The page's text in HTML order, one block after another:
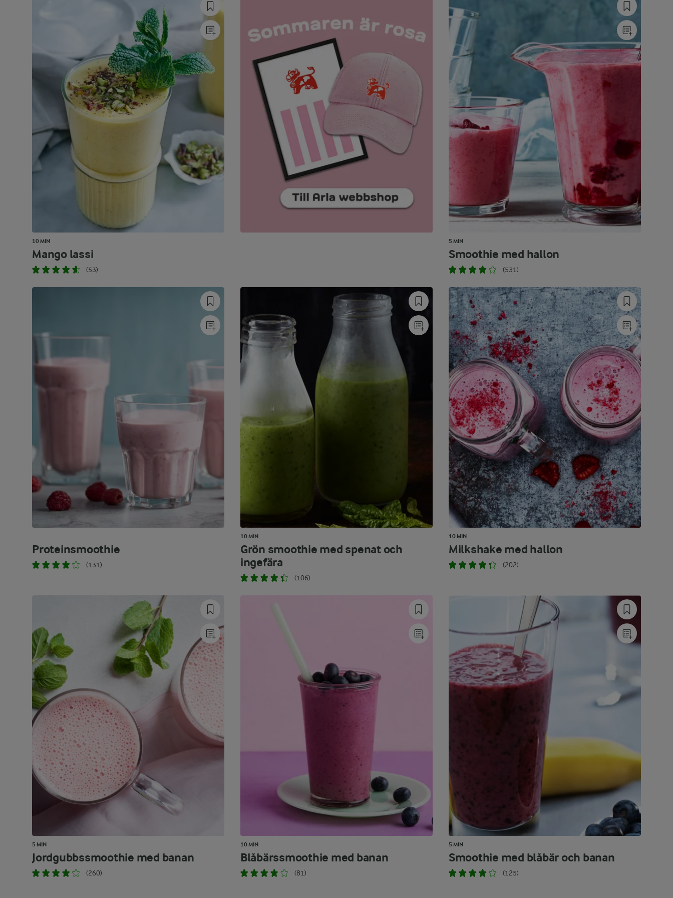
10 MIN
Mango lassi
(53)
5 MIN
Smoothie med hallon
(531)
Proteinsmoothie
(131)
10 MIN
Grön smoothie med spenat och
ingefära
(106)
10 MIN
Milkshake med hallon
(202)
5 MIN
Jordgubbssmoothie med banan
(260)
10 MIN
Blåbärssmoothie med banan
(81)
5 MIN
Smoothie med blåbär och banan
(125)